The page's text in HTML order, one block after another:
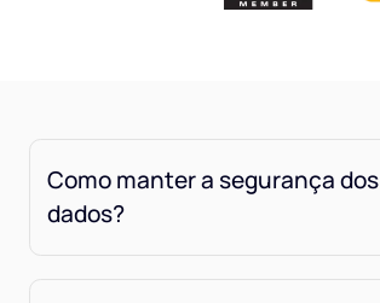
Como manter a segurança dos
dados?